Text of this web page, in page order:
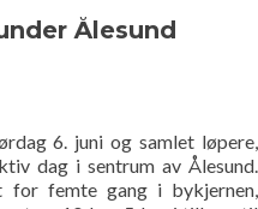
Ålesund
6. juni og samlet løpere,
dag i sentrum av Ålesund.
for femte gang i bykjernen,